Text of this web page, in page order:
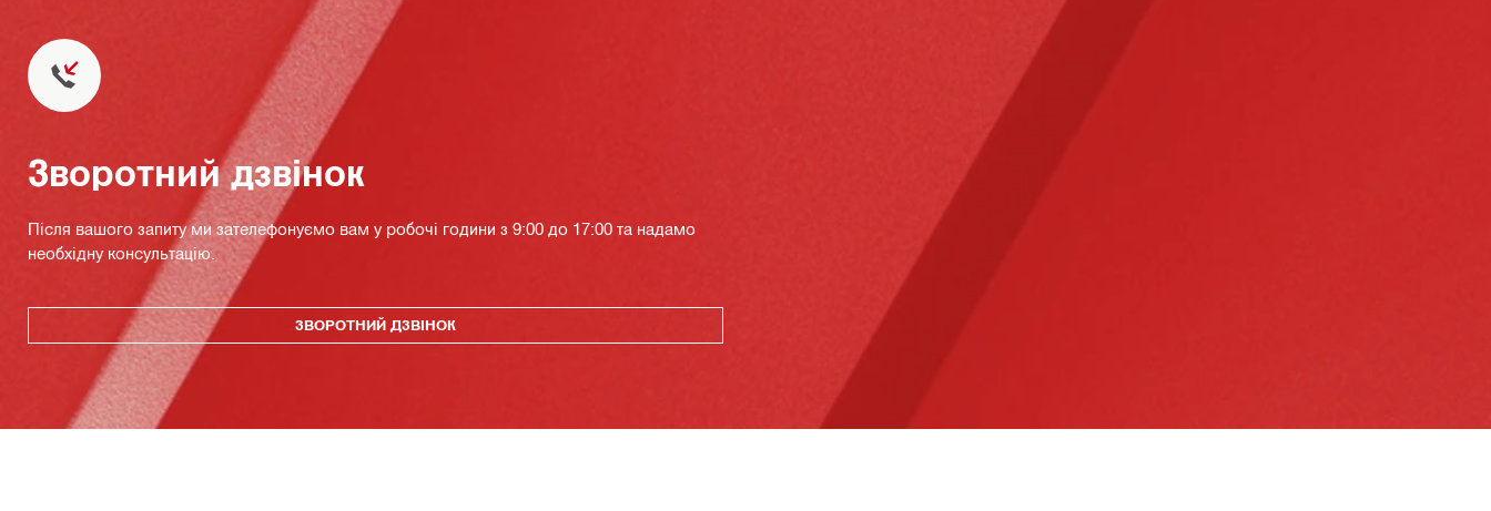
Зворотний дзвінок
Після вашого запиту ми зателефонуємо вам у робочі години з 9:00 до 17:00 та надамо
необхідну консультацію.
ЗВОРОТНИЙ ДЗВІНОК